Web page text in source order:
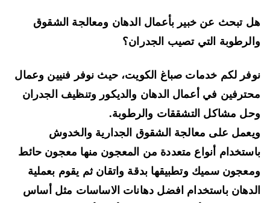
تبحث عن خبير بأعمال الدهان ومعالجة الشقوق
التي تصيب الجدران؟
لكم خدمات صباغ الكويت، حيث نوفر فنيين وعمال
في أعمال الدهان والديكور وتنظيف الجدران
مشاكل التشققات والرطوبة.
على معالجة الشقوق الجدارية والخدوش
أنواع متعددة من المعجون منهامعجون حائط
سميكوتطبيقها بدقة واتقان ثم يقوم بعملية
باستخدام افضل دهانات الاساسات مثلأساس